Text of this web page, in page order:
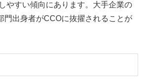
やすい傾向にあります。大手企業の
門出身者がCCOに抜擢されることが